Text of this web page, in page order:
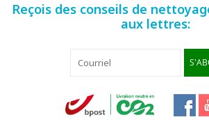
Reçois des conseils de
aux lettres: